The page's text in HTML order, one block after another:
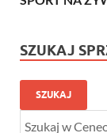
SZUKAJ
SZUKAJ